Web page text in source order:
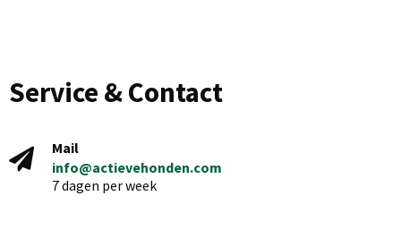
Service & Contact
Mail
info@actievehonden.com
7 dagen per week